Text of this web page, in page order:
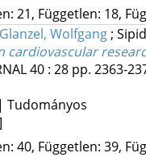
21, Független: 18,
Glanzel, Wolfgang;
cardiovascular
40: 28 pp. 2363-
Tudományos
40, Független: 39,